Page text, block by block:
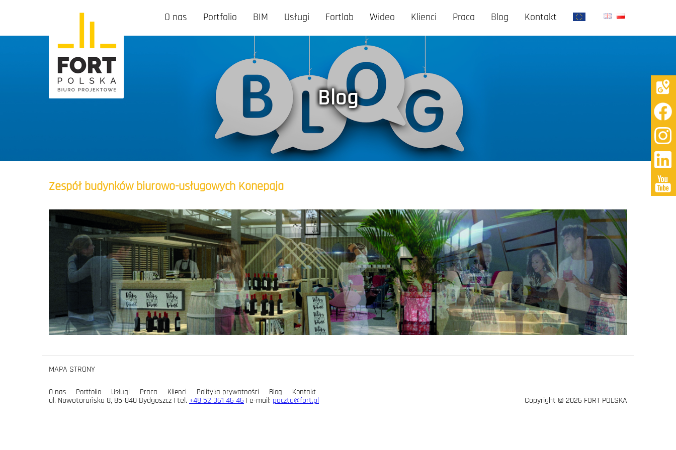
O nas Portfolio BIM Usługi Fortlab Wideo Klienci Praca Blog Kontakt
Blog
Zespół budynków biurowo-usługowych Konepaja
MAPA STRONY
O nas Portfolio Usługi Praca Klienci Polityka prywatności Blog
Kontakt
ul. Nowotoruńska 8, 85-840 Bydgoszcz | tel. +48 52 361 46 46 | e-mail: poczta@fort.pl Copyright © 2026 FORT POLSKA